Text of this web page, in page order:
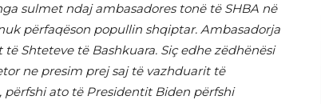
sulmet ndaj ambasadores tonë të SHBA në
përfaqëson popullin shqiptar. Ambasadorja
Shteteve të Bashkuara. Siç edhe zëdhënësi
ne presim prej saj të vazhduarit të
ato të Presidentit Biden përfshi